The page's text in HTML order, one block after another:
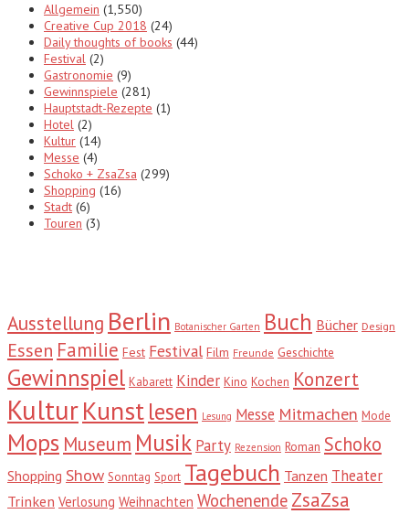
Allgemein (1,550)
Creative Cup 2018 (24)
Daily thoughts of books (44)
Festival (2)
Gastronomie (9)
Gewinnspiele (281)
Hauptstadt-Rezepte (1)
Hotel (2)
Kultur (14)
Messe (4)
Schoko + ZsaZsa (299)
Shopping (16)
Stadt (6)
Touren (3)
Ausstellung Berlin Botanischer Garten Buch Bücher Design
Essen Familie Fest Festival Film Freunde Geschichte
Gewinnspiel Kabarett Kinder Kino Kochen Konzert
KulturKunstlesen Lesung Messe Mitmachen Mode
Mops Museum Musik Party Rezension Roman Schoko
Shopping Show Sonntag Sport Tagebuch Tanzen Theater
Trinken Verlosung Weihnachten Wochenende ZsaZsa